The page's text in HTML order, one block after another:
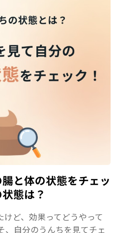
と体の状態をチェッ
態は？
ど、効果ってどうやって
、自分のうんちを見てチェ